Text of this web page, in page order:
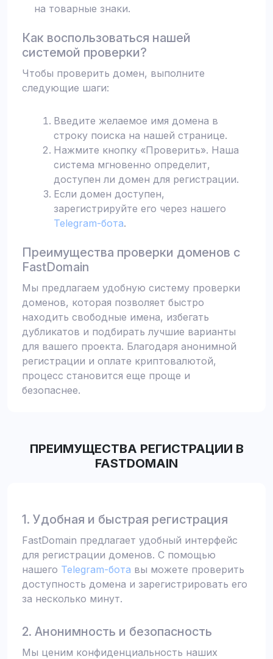
на товарные знаки.
Как воспользоваться нашей
системой проверки?
Чтобы проверить домен, выполните
следующие шаги:
Введите желаемое имя домена в
строку поиска на нашей странице.
Нажмите кнопку «Проверить». Наша
система мгновенно определит,
доступен ли домен для регистрации.
Если домен доступен,
зарегистрируйте его через нашего
Telegram-бота.
Преимущества проверки доменов с
FastDomain
Мы предлагаем удобную систему проверки
доменов, которая позволяет быстро
находить свободные имена, избегать
дубликатов и подбирать лучшие варианты
для вашего проекта. Благодаря анонимной
регистрации и оплате криптовалютой,
процесс становится еще проще и
безопаснее.
ПРЕИМУЩЕСТВА РЕГИСТРАЦИИ В
FASTDOMAIN
1. Удобная и быстрая регистрация
FastDomain предлагает удобный интерфейс
для регистрации доменов. С помощью
нашего Telegram-бота вы можете проверить
доступность домена и зарегистрировать его
за несколько минут.
2. Анонимность и безопасность
Мы ценим конфиденциальность наших